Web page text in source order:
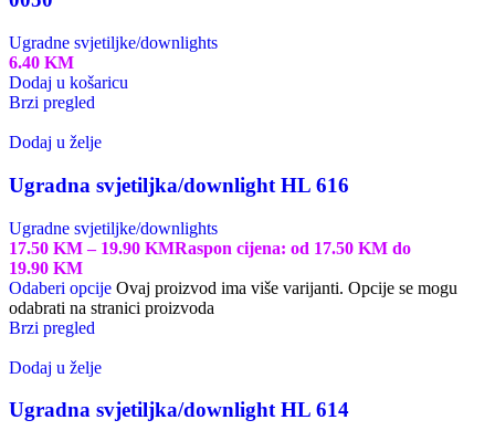
Ugradne svjetiljke/downlights
6.40 KM
Dodaj u košaricu
Brzi pregled
Dodaj u želje
Ugradna svjetiljka/downlight HL 616
Ugradne svjetiljke/downlights
17.50 KM – 19.90 KMRaspon cijena: od 17.50 KM do
19.90 KM
Odaberi opcije Ovaj proizvod ima više varijanti. Opcije se mogu
odabrati na stranici proizvoda
Brzi pregled
Dodaj u želje
Ugradna svjetiljka/downlight HL 614